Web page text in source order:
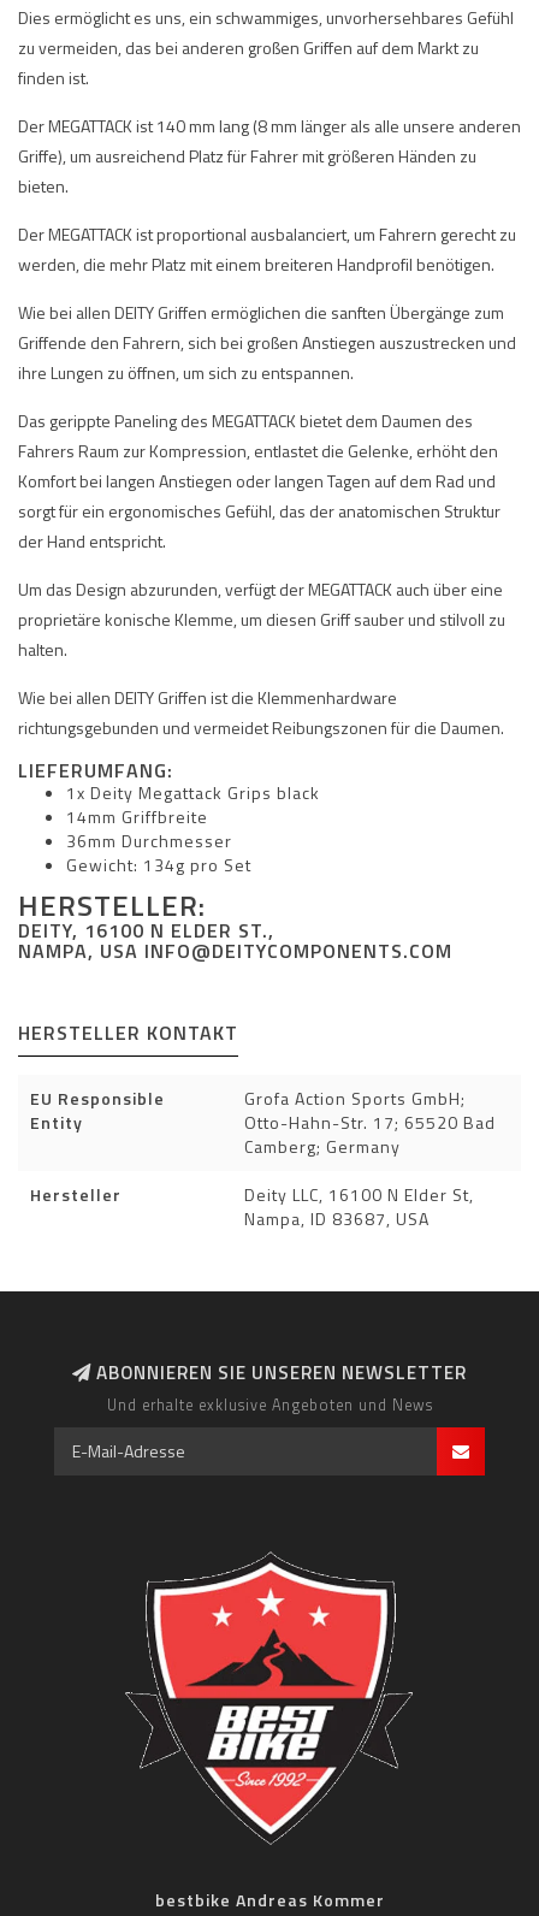
Dies ermöglicht es uns, ein schwammiges, unvorhersehbares Gefühl
zu vermeiden, das bei anderen großen Griffen auf dem Markt zu
finden ist.
Der MEGATTACK ist 140 mm lang (8 mm länger als alle unsere anderen
Griffe), um ausreichend Platz für Fahrer mit größeren Händen zu
bieten.
Der MEGATTACK ist proportional ausbalanciert, um Fahrern gerecht zu
werden, die mehr Platz mit einem breiteren Handprofil benötigen.
Wie bei allen DEITY Griffen ermöglichen die sanften Übergänge zum
Griffende den Fahrern, sich bei großen Anstiegen auszustrecken und
ihre Lungen zu öffnen, um sich zu entspannen.
Das gerippte Paneling des MEGATTACK bietet dem Daumen des
Fahrers Raum zur Kompression, entlastet die Gelenke, erhöht den
Komfort bei langen Anstiegen oder langen Tagen auf dem Rad und
sorgt für ein ergonomisches Gefühl, das der anatomischen Struktur
der Hand entspricht.
Um das Design abzurunden, verfügt der MEGATTACK auch über eine
proprietäre konische Klemme, um diesen Griff sauber und stilvoll zu
halten.
Wie bei allen DEITY Griffen ist die Klemmenhardware
richtungsgebunden und vermeidet Reibungszonen für die Daumen.
LIEFERUMFANG:
1x Deity Megattack Grips black
14mm Griffbreite
36mm Durchmesser
Gewicht: 134g pro Set​
HERSTELLER:
DEITY, 16100 N ELDER ST.,
NAMPA, USA INFO@DEITYCOMPONENTS.COM
HERSTELLER KONTAKT
EU Responsible
Entity
Grofa Action Sports GmbH;
Otto-Hahn-Str. 17; 65520 Bad
Camberg; Germany
Hersteller
Deity LLC, 16100 N Elder St,
Nampa, ID 83687, USA
ABONNIEREN SIE UNSEREN NEWSLETTER
Und erhalte exklusive Angeboten und News
bestbike Andreas Kommer